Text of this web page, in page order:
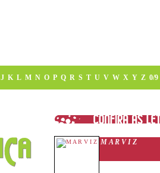
J K L M N O P Q R S T U V W X Y Z 0/9
M A R V I Z